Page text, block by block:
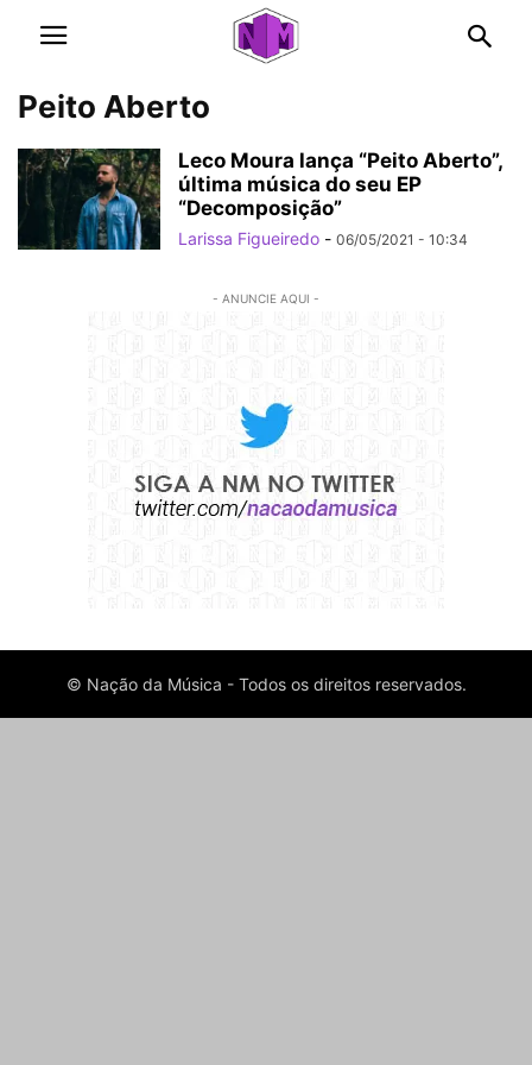
Peito Aberto
Leco Moura lança “Peito Aberto”,
última música do seu EP
“Decomposição”
Larissa Figueiredo - 06/05/2021 - 10:34
- ANUNCIE AQUI -
© Nação da Música - Todos os direitos reservados.